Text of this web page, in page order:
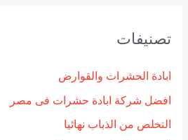
تصنيفات
ابادة الحشرات والقوارض
افضل شركة ابادة حشرات فى مصر
التخلص من الذباب نهائيا